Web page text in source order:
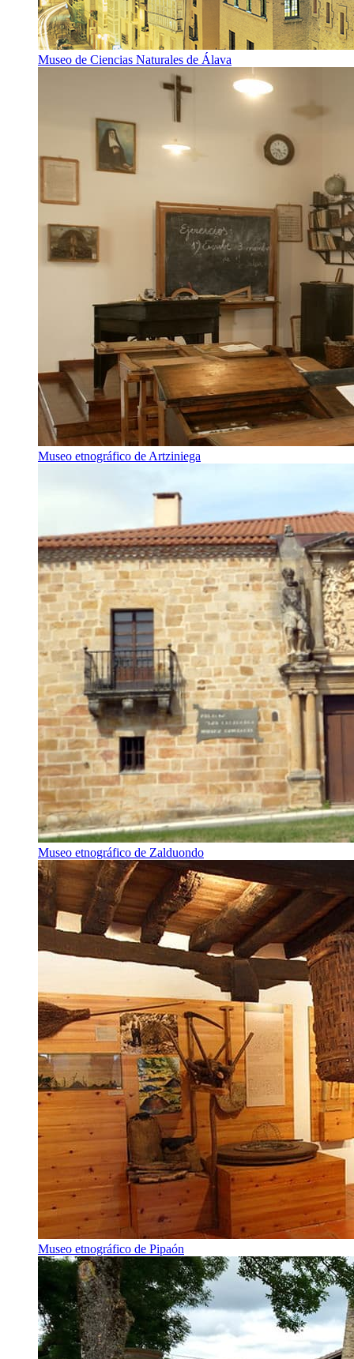
Museo de Ciencias Naturales de Álava
Museo etnográfico de Artziniega
Museo etnográfico de Zalduondo
Museo etnográfico de Pipaón